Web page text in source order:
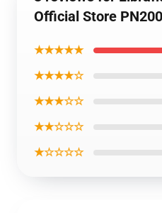
Official Store
★★★★★
★★★★☆
★★★☆☆
★★☆☆☆
★☆☆☆☆